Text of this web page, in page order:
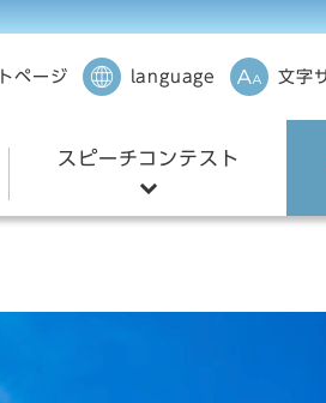
ページ language 文字
スピーチコンテスト